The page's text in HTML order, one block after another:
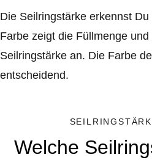
Die Seilringstärke erkennst
Farbe zeigt die Füllmenge
Seilringstärke an. Die Farbe
entscheidend.
Welche